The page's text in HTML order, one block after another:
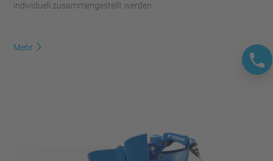
individuell zusammengestellt werden.
Mehr